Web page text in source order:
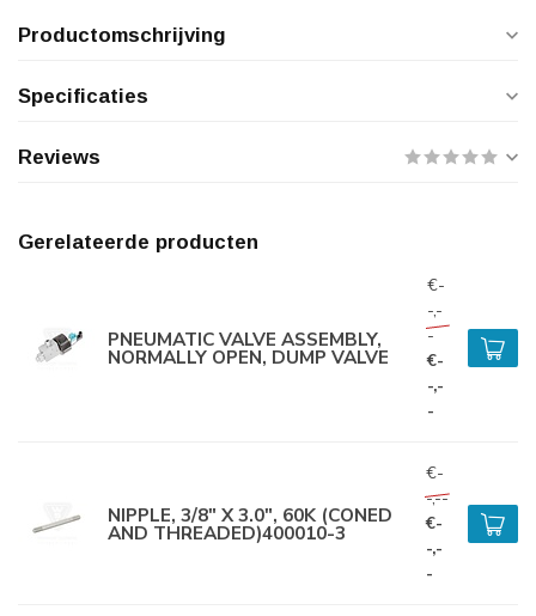
Productomschrijving
Specificaties
Reviews
Gerelateerde producten
PNEUMATIC VALVE ASSEMBLY,
NORMALLY OPEN, DUMP VALVE
€-
-,-
-
€-
-,-
-
NIPPLE, 3/8" X 3.0", 60K (CONED
AND THREADED)400010-3
€-
-,--
€-
-,-
-